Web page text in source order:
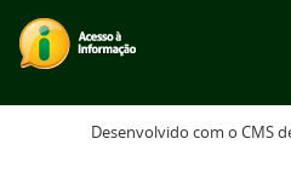
Desenvolvido com o CMS